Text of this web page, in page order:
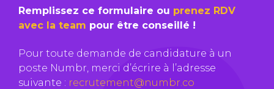
Remplissez ce formulaire ou prenez RDV
avec la team pour être conseillé !
Pour toute demande de candidature à un
poste Numbr, merci d’écrire à l’adresse
suivante : recrutement@numbr.co